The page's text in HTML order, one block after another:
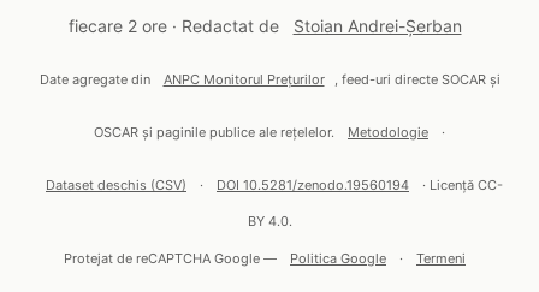
fiecare 2 ore · Redactat de
Stoian Andrei-Șerban
Date agregate din ANPC Monitorul Prețurilor , feed-uri directe SOCAR și
OSCAR și paginile publice ale rețelelor. Metodologie ·
Dataset deschis (CSV) · DOI 10.5281/zenodo.19560194 · Licență CC-
BY 4.0.
Protejat de reCAPTCHA Google — Politica Google · Termeni